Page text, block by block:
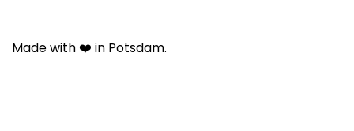
Made with ❤️ in Potsdam.